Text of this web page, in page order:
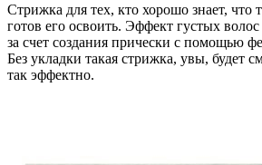
Стрижка для тех, кто хорошо знает, что
готов его освоить. Эффект густых
за счет создания прически с помощью
Без укладки такая стрижка, увы, будет
так эффектно.